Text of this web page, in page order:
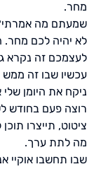
מחר.
שמעתם מה
לא יהיה לכם מחר.
לעצמכם זה נקרא
עכשיו שבו זה ממש
ניקח את היומן
רוצה פעם בחודש
ציטוט, תייצרו
מה לתת ערך.
שבו תחשבו אוקיי